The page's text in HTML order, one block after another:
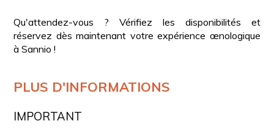
Qu'attendez-vous ? Vérifiez les disponibilités et
réservez dès maintenant votre expérience œnologique
à Sannio !
PLUS D'INFORMATIONS
IMPORTANT